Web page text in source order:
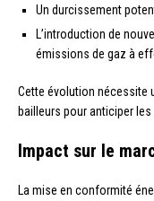
Un durcissement
L’introduction de
émissions de gaz à
Cette évolution nécessite
bailleurs pour anticiper
Impact sur le
La mise en conformité